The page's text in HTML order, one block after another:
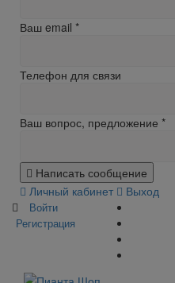
Ваш email *
Телефон для связи
Ваш вопрос, предложение *
Написать сообщение
Личный кабинет
Выход
Войти
Регистрация